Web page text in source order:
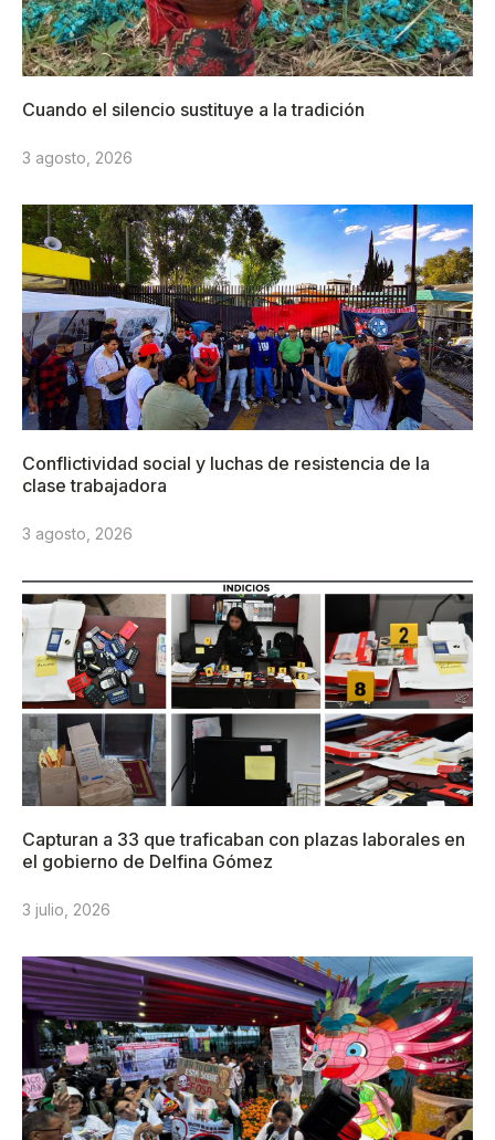
Cuando el silencio sustituye a la tradición
3 agosto, 2026
Conflictividad social y luchas de resistencia de la
clase trabajadora
3 agosto, 2026
Capturan a 33 que traficaban con plazas laborales en
el gobierno de Delfina Gómez
3 julio, 2026